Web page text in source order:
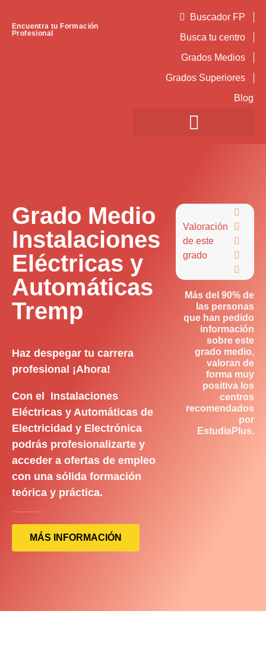
Encuentra tu Formación
Profesional
Buscador FP
Busca tu centro
Grados Medios
Grados Superiores
Blog
Grado Medio
Instalaciones
Eléctricas y
Automáticas
Tremp
Haz despegar tu carrera
profesional ¡Ahora!
Con el Instalaciones
Eléctricas y Automáticas de
Electricidad y Electrónica
podrás profesionalizarte y
acceder a ofertas de empleo
con una sólida formación
teórica y práctica.
MÁS INFORMACIÓN
Valoración
de este
grado





Más del 90% de
las personas
que han pedido
información
sobre este
grado medio,
valoran de
forma muy
positiva los
centros
recomendados
por
EstudiaPlus.